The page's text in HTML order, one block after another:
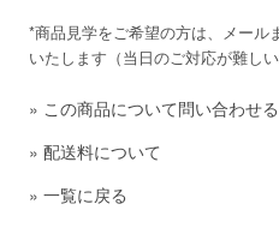
*商品見学をご希望の方は、メール
いたします（当日のご対応が難し
» この商品について問い合わせる
»配送料について
»一覧に戻る